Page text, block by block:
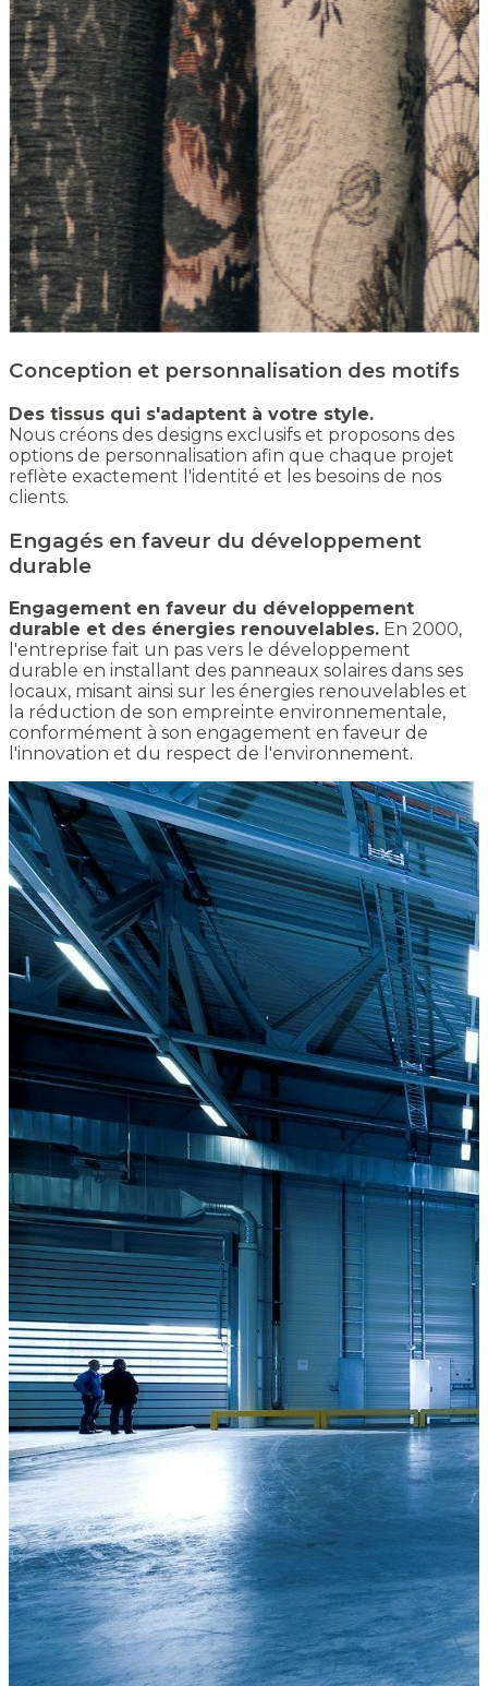
Conception et personnalisation des motifs
Des tissus qui s'adaptent à votre style.
Nous créons des designs exclusifs et proposons des
options de personnalisation afin que chaque projet
reflète exactement l'identité et les besoins de nos
clients.
Engagés en faveur du développement
durable
Engagement en faveur du développement
durable et des énergies renouvelables. En 2000,
l'entreprise fait un pas vers le développement
durable en installant des panneaux solaires dans ses
locaux, misant ainsi sur les énergies renouvelables et
la réduction de son empreinte environnementale,
conformément à son engagement en faveur de
l'innovation et du respect de l'environnement.